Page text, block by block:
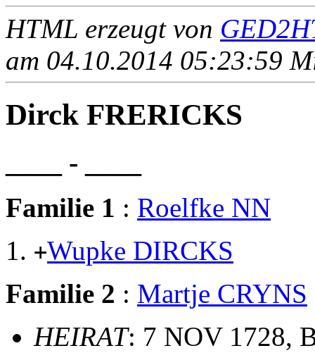
HTML erzeugt von
am 04.10.2014 05:23:59
Dirck FRERICKS
____ - ____
Familie 1 : Roelfke NN
+Wupke DIRCKS
Familie 2 : Martje CRYNS
HEIRAT: 7 NOV 1728,